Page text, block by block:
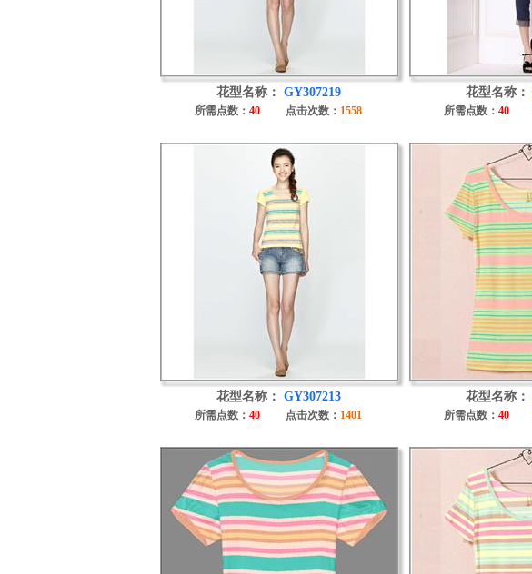
花型名称： GY307219
所需点数： 40 点击次数： 1558
花型名称：
所需点数： 40
花型名称： GY307213
所需点数： 40 点击次数： 1401
花型名称：
所需点数： 40